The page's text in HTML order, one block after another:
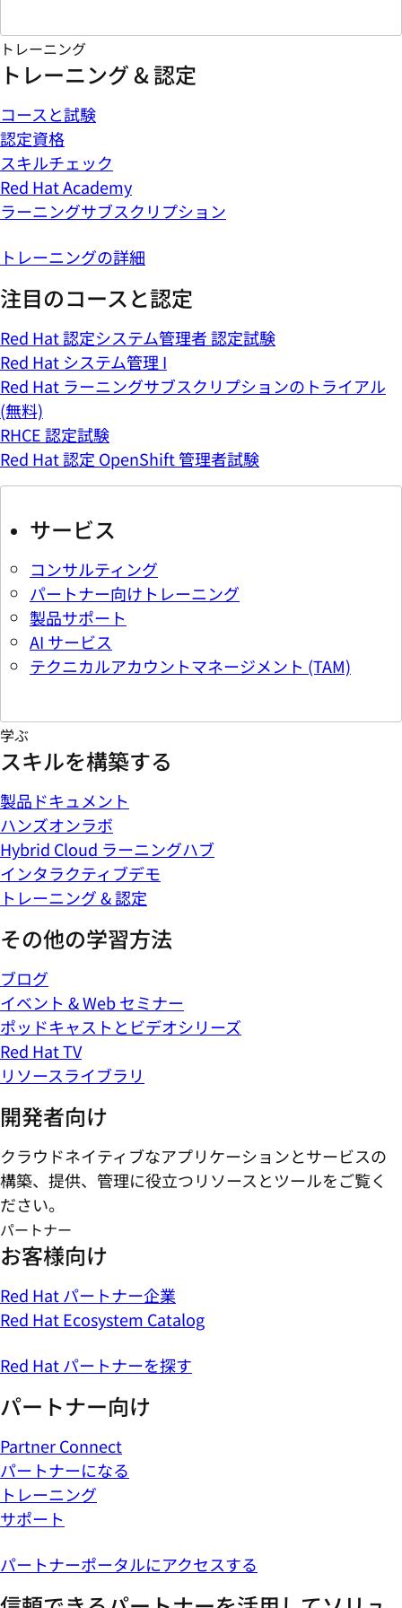
トレーニング
トレーニング & 認定
コースと試験
認定資格
スキルチェック
Red Hat Academy
ラーニングサブスクリプション
トレーニングの詳細
注目のコースと認定
Red Hat 認定システム管理者 認定試験
Red Hat システム管理 I
Red Hat ラーニングサブスクリプションのトライアル
(無料)
RHCE 認定試験
Red Hat 認定 OpenShift 管理者試験
サービス
コンサルティング
パートナー向けトレーニング
製品サポート
AI サービス
テクニカルアカウントマネージメント (TAM)
学ぶ
スキルを構築する
製品ドキュメント
ハンズオンラボ
Hybrid Cloud ラーニングハブ
インタラクティブデモ
トレーニング & 認定
その他の学習方法
ブログ
イベント & Web セミナー
ポッドキャストとビデオシリーズ
Red Hat TV
リソースライブラリ
開発者向け
クラウドネイティブなアプリケーションとサービスの
構築、提供、管理に役立つリソースとツールをご覧く
ださい。
パートナー
お客様向け
Red Hat パートナー企業
Red Hat Ecosystem Catalog
Red Hat パートナーを探す
パートナー向け
Partner Connect
パートナーになる
トレーニング
サポート
パートナーポータルにアクセスする